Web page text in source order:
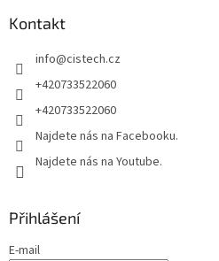
Kontakt
info@cistech.cz
+420733522060
+420733522060
Najdete nás na Facebooku.
Najdete nás na Youtube.
Přihlášení
E-mail